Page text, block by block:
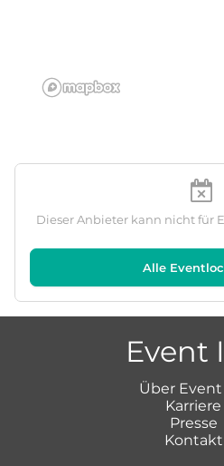
Dieser Anbieter kann nicht für
Alle
Event
Über
Karriere
Presse
Kontakt